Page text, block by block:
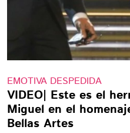
EMOTIVA DESPEDIDA
VIDEO| Este es el
Miguel en el
Bellas Artes